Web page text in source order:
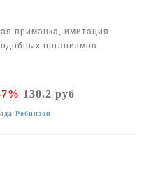
приманка, имитация
организмов.
130.2 руб
Робинзон